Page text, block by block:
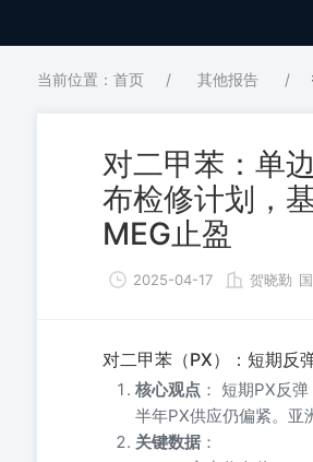
当前位置：首页 / 其他报告 /
对二甲苯：单
布检修计划，
MEG止盈
2025-04-17 贺晓勤
对二甲苯（PX）：短期反
核心观点 ： 短期PX反
半年PX供应仍偏紧。亚
关键数据 ：